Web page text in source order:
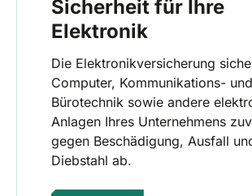
Sicherheit für Ihre
Elektronik
Die Elektronikversicherung
Computer, Kommunikations- und
Bürotechnik sowie andere
Anlagen Ihres Unternehmens
gegen Beschädigung, Ausfall
Diebstahl ab.